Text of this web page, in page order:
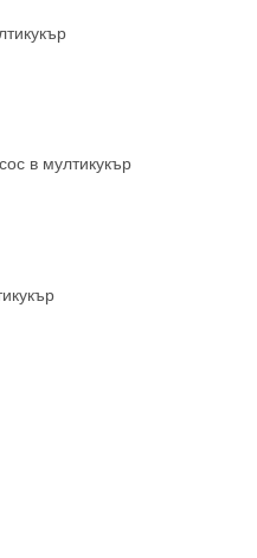
в мултикукър